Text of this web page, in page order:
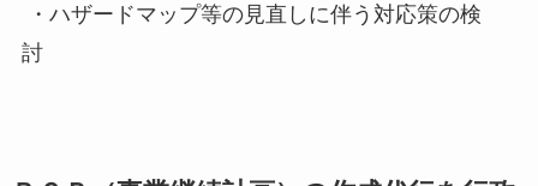
・ハザードマップ等の見直しに伴う対応策の検
討